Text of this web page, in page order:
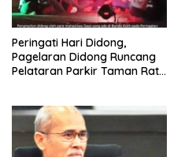
Peringati Hari Didong,
Pagelaran Didong Runcang
Pelataran Parkir Taman Ratu